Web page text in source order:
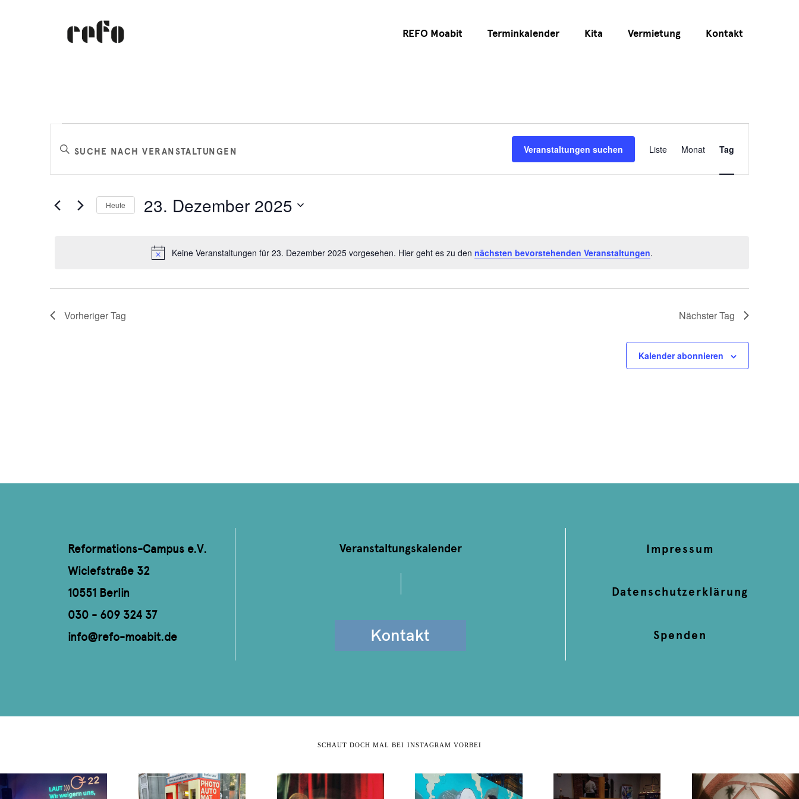
REFO Moabit Terminkalender Kita Vermietung Kontakt
Veranstaltungen
für
Dezember
2025
Hinweis
Keine Veranstaltungen für 23. Dezember 2025 vorgesehen. Hier geht es zu den nächsten bevorstehenden Veranstaltungen.
Veranstaltungen
Suche
und
Ansichten,
Navigation
Schlüsselwort
eingeben.
nach
Veranstaltungen suchen
Ansichten-
Liste Monat Tag
Heute 23. Dezember 2025
Vorheriger Tag Nächster Tag
Kalender abonnieren
Reformations-Campus e.V.
Wiclefstraße 32
10551 Berlin
030 - 609 324 37
info@refo-moabit.de
Impressum
Veranstaltungskalender
Datenschutzerklärung
Kontakt Spenden
SCHAUT DOCH MAL BEI INSTAGRAM VORBEI